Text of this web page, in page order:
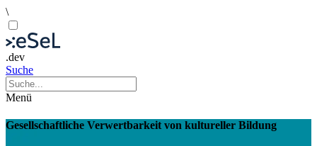
\
.dev
Suche
Menü
Gesellschaftliche Verwertbarkeit von kultureller Bildung